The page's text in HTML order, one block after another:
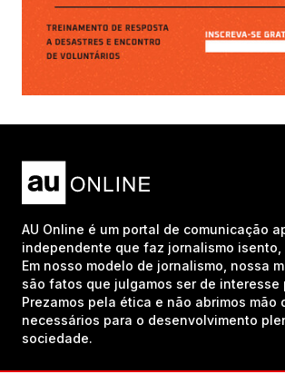
AU Online é um portal de comunicação
independente que faz jornalismo isento,
Em nosso modelo de jornalismo, nossa
são fatos que julgamos ser de interesse
Prezamos pela ética e não abrimos mão
necessários para o desenvolvimento
sociedade.